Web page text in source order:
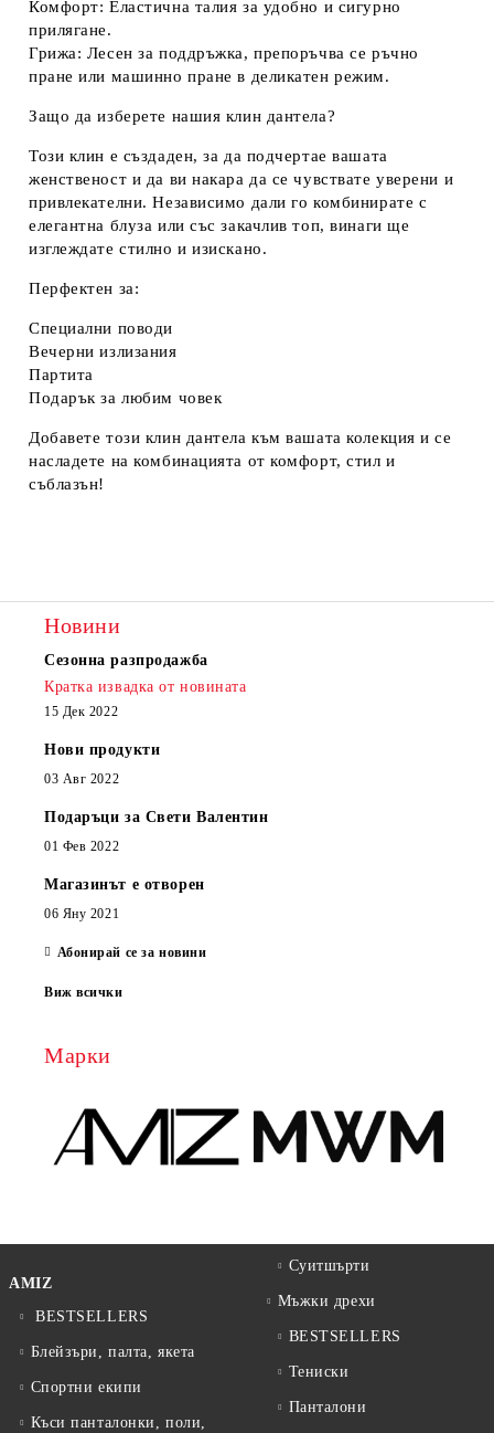
Комфорт: Еластична талия за удобно и сигурно
прилягане.
Грижа: Лесен за поддръжка, препоръчва се ръчно
пране или машинно пране в деликатен режим.
Защо да изберете нашия клин дантела?
Този клин е създаден, за да подчертае вашата
женственост и да ви накара да се чувствате уверени и
привлекателни. Независимо дали го комбинирате с
елегантна блуза или със закачлив топ, винаги ще
изглеждате стилно и изискано.
Перфектен за:
Специални поводи
Вечерни излизания
Партита
Подарък за любим човек
Добавете този клин дантела към вашата колекция и се
насладете на комбинацията от комфорт, стил и
съблазън!
Новини
Сезонна разпродажба
Кратка извадка от новината
15 Дек 2022
Нови продукти
03 Авг 2022
Подаръци за Свети Валентин
01 Фев 2022
Магазинът е отворен
06 Яну 2021
Абонирай се за новини
Виж всички
Марки
AMIZ
BESTSELLERS
Блейзъри, палта, якета
Спортни екипи
Къси панталонки, поли,
Суитшърти
Мъжки дрехи
BESTSELLERS
Тениски
Панталони